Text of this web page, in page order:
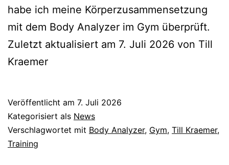
habe ich meine Körperzusammensetzung
mit dem Body Analyzer im Gym überprüft.
Zuletzt aktualisiert am 7. Juli 2026 von Till
Kraemer
Veröffentlicht am 7. Juli 2026
Kategorisiert als News
Verschlagwortet mit Body Analyzer, Gym, Till Kraemer,
Training